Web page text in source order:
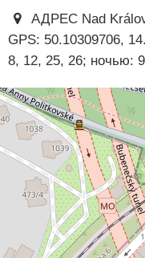
АДРЕС Nad
GPS: 50.10309706,
8, 12, 25, 26; ночью: